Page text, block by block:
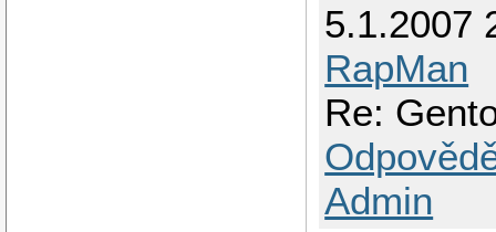
5.1.2007
RapMan
Re:
Admin